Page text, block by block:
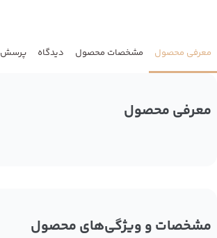
معرفی محصول مشخصات محصول دیدگاه پرسش
معرفی محصول
مشخصات و ویژگی‌های محصول